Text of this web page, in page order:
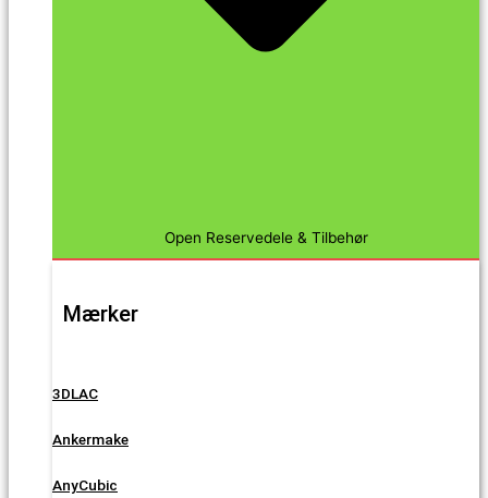
Open Reservedele & Tilbehør
Mærker
3DLAC
Ankermake
AnyCubic